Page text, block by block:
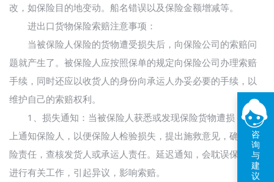
改，如保险目的地变动。船名错误以及保险金额增减等。
进出口货物保险索赔注意事项：
当被保险人保险的货物遭受损失后，向保险公司的索赔问
题就产生了。被保险人应按照保单的规定向保险公司办理索赔
手续，同时还应以收货人的身份向承运人办妥必要的手续，以
维护自己的索赔权利。
1、损失通知：当被保险人获悉或发现保险货物遭损，应马
上通知保险人，以便保险人检验损失，提出施救意见，确定保
险责任，查核发货人或承运人责任。延迟通知，会耽误保险人
进行有关工作，引起异议，影响索赔。
咨
询
与
建
议